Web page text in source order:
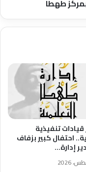
طهطا
تنفيذية
احتفال كبير بزفاف
إدارة…